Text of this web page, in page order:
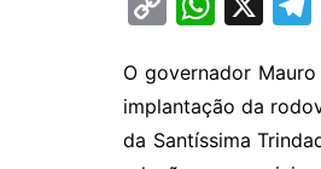
p
y
at
s
O governador
implantação da
da Santíssima